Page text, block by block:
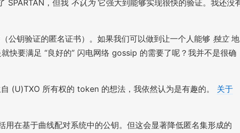
SPARTAN，但我 不认为它强大到能够实现很快的验证。我还没
公钥验证的匿名证书）。如果我们可以做到让一个人能够 独立地
快要满足 “良好的” 闪电网络 gossip 的需要了呢？我并不是很确
(U)TXO 所有权的 token 的想法，我依然认为是有趣的。 关于
在基于曲线配对系统中的公钥。但这会显著降低匿名集形成的